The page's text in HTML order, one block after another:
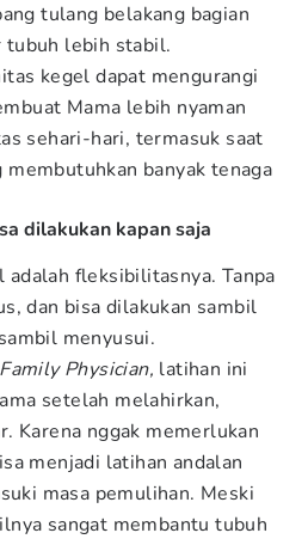
tulang belakang bagian
tubuh lebih stabil.
kegel dapat mengurangi
Mama lebih nyaman
sehari-hari, termasuk saat
membutuhkan banyak tenaga
dilakukan kapan saja
adalah fleksibilitasnya. Tanpa
dan bisa dilakukan sambil
menyusui.
Physician, latihan ini
setelah melahirkan,
Karena nggak memerlukan
menjadi latihan andalan
masa pemulihan. Meski
sangat membantu tubuh